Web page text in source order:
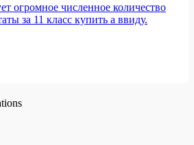
огромное численное количество
за 11 класс купить а ввиду.